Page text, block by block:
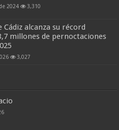
2024 3,310
Cádiz alcanza su récord
millones de pernoctaciones
3,027